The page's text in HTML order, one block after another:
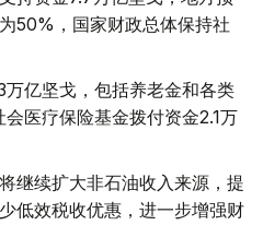
50%，国家财政总体保持社
亿坚戈，包括养老金和各类
医疗保险基金拨付资金2.1万
继续扩大非石油收入来源，提
低效税收优惠，进一步增强财